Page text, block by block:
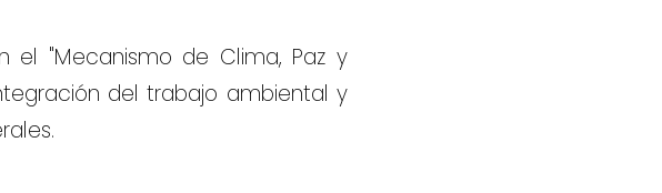
el "Mecanismo de Clima, Paz y
del trabajo ambiental y